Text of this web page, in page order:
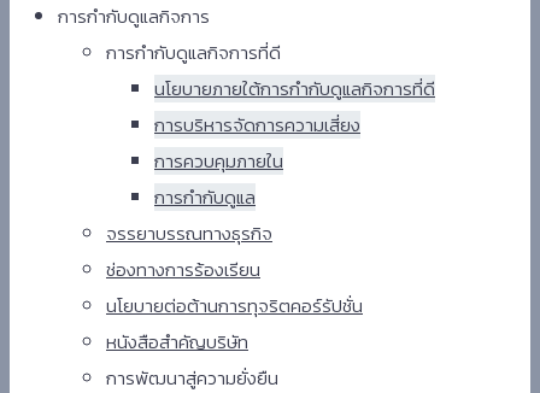
การกำกับดูแลกิจการ
การกำกับดูแลกิจการที่ดี
นโยบายภายใต้การกำกับดูแลกิจการที่ดี
การบริหารจัดการความเสี่ยง
การควบคุมภายใน
การกำกับดูแล
จรรยาบรรณทางธุรกิจ
ช่องทางการร้องเรียน
นโยบายต่อต้านการทุจริตคอร์รัปชั่น
หนังสือสำคัญบริษัท
การพัฒนาสู่ความยั่งยืน